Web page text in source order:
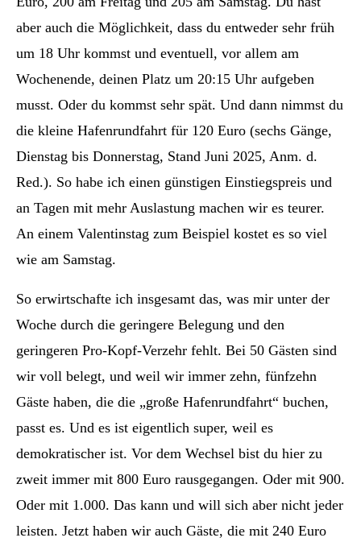
aber auch die Möglichkeit, dass du entweder sehr früh
um 18 Uhr kommst und eventuell, vor allem am
Wochenende, deinen Platz um 20:15 Uhr aufgeben
musst. Oder du kommst sehr spät. Und dann nimmst du
die kleine Hafenrundfahrt für 120 Euro (sechs Gänge,
Dienstag bis Donnerstag, Stand Juni 2025, Anm. d.
Red.). So habe ich einen günstigen Einstiegspreis und
an Tagen mit mehr Auslastung machen wir es teurer.
An einem Valentinstag zum Beispiel kostet es so viel
wie am Samstag.
So erwirtschafte ich insgesamt das, was mir unter der
Woche durch die geringere Belegung und den
geringeren Pro-Kopf-Verzehr fehlt. Bei 50 Gästen sind
wir voll belegt, und weil wir immer zehn, fünfzehn
Gäste haben, die die „große Hafenrundfahrt“ buchen,
passt es. Und es ist eigentlich super, weil es
demokratischer ist. Vor dem Wechsel bist du hier zu
zweit immer mit 800 Euro rausgegangen. Oder mit 900.
Oder mit 1.000. Das kann und will sich aber nicht jeder
leisten. Jetzt haben wir auch Gäste, die mit 240 Euro